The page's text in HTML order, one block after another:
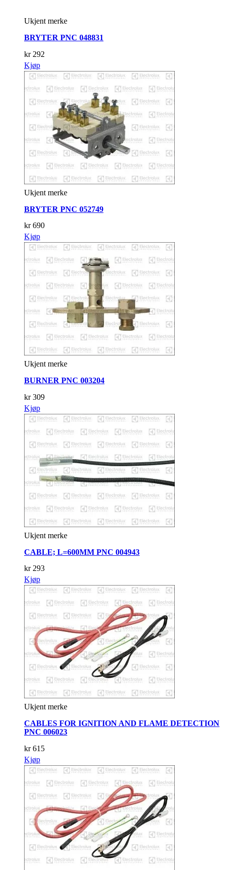
Ukjent merke
BRYTER PNC 048831
kr292
Kjøp
Ukjent merke
BRYTER PNC 052749
kr690
Kjøp
Ukjent merke
BURNER PNC 003204
kr309
Kjøp
Ukjent merke
CABLE; L=600MM PNC 004943
kr293
Kjøp
Ukjent merke
CABLES FOR IGNITION AND FLAME DETECTION
PNC 006023
kr615
Kjøp